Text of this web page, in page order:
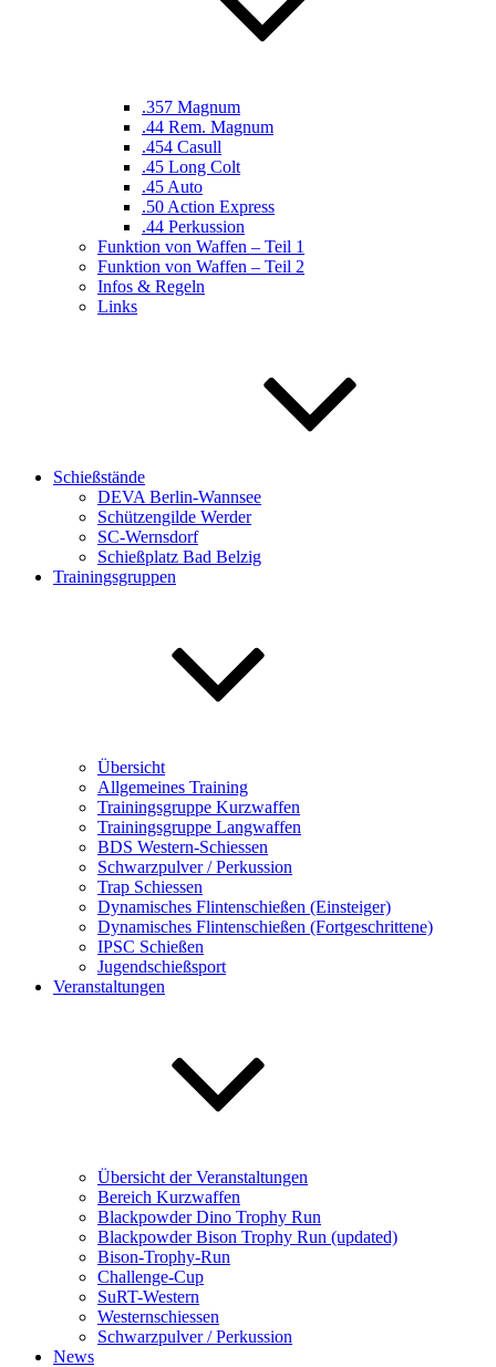
.357 Magnum
.44 Rem. Magnum
.454 Casull
.45 Long Colt
.45 Auto
.50 Action Express
.44 Perkussion
Funktion von Waffen – Teil 1
Funktion von Waffen – Teil 2
Infos & Regeln
Links
Schießstände
DEVA Berlin-Wannsee
Schützengilde Werder
SC-Wernsdorf
Schießplatz Bad Belzig
Trainingsgruppen
Übersicht
Allgemeines Training
Trainingsgruppe Kurzwaffen
Trainingsgruppe Langwaffen
BDS Western-Schiessen
Schwarzpulver / Perkussion
Trap Schiessen
Dynamisches Flintenschießen (Einsteiger)
Dynamisches Flintenschießen (Fortgeschrittene)
IPSC Schießen
Jugendschießsport
Veranstaltungen
Übersicht der Veranstaltungen
Bereich Kurzwaffen
Blackpowder Dino Trophy Run
Blackpowder Bison Trophy Run (updated)
Bison-Trophy-Run
Challenge-Cup
SuRT-Western
Westernschiessen
Schwarzpulver / Perkussion
News